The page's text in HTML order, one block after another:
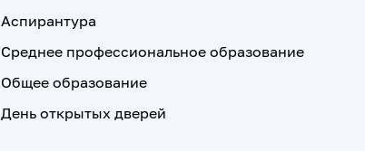
Аспирантура
Среднее профессиональное образование
Общее образование
День открытых дверей